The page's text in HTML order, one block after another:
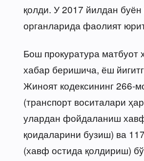
қолди. У 2017 йилдан
органларида фаолият
Бош прокуратура матбуот
хабар беришича, ёш
Жиноят кодексининг 266-
(транспорт воситалари
улардан фойдаланиш
қоидаларини бузиш) ва
(хавф остида қолдириш)